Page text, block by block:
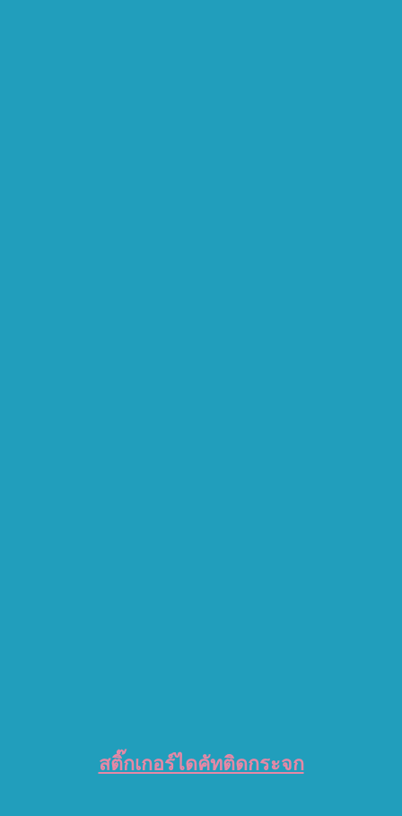
สติ๊กเกอร์ไดคัทติดกระจก